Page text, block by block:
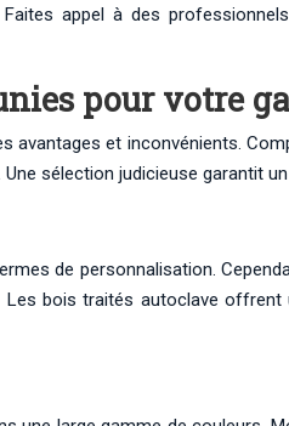
appel à des
pour votre
avantages et inconvénients.
sélection judicieuse garantit
de personnalisation.
bois traités autoclave